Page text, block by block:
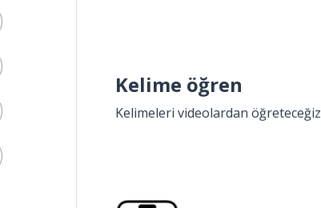
Kelime öğren
Kelimeleri videolardan öğreteceğiz